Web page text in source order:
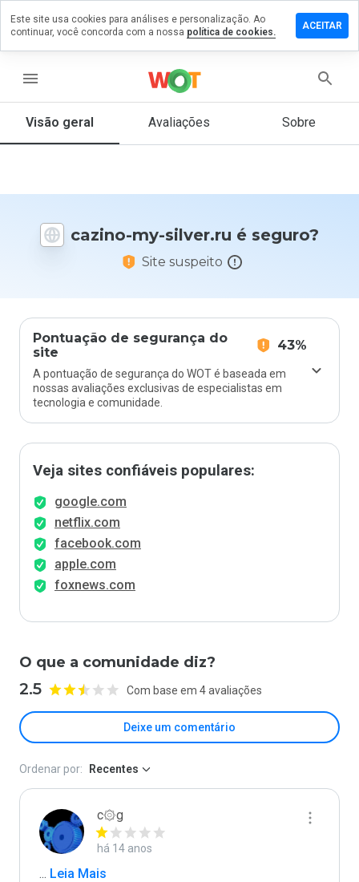
menu
Visão geral Avaliações Sobre
cazino-my-silver.ru é seguro?
Site suspeito
Pontuação de segurança do
site
43%
A pontuação de segurança do WOT é baseada em
nossas avaliações exclusivas de especialistas em
tecnologia e comunidade.
Veja sites confiáveis populares:
google.com
netflix.com
facebook.com
apple.com
foxnews.com
O que a comunidade diz?
2.5 Com base em 4 avaliações
Deixe um comentário
um
cazino-
a 5,
daria
Ordenar por: Recentes
c۞g
há 14 anos
... Leia Mais
Este site usa cookies para análises e personalização. Ao
continuar, você concorda com a nossa política de cookies.
ACEITAR